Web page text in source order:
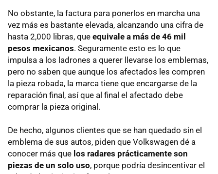
No obstante, la factura para ponerlos en marcha una
vez más es bastante elevada, alcanzando una cifra de
hasta 2,000 libras, que equivale a más de 46 mil
pesos mexicanos. Seguramente esto es lo que
impulsa a los ladrones a querer llevarse los emblemas,
pero no saben que aunque los afectados les compren
la pieza robada, la marca tiene que encargarse de la
reparación final, así que al final el afectado debe
comprar la pieza original.
De hecho, algunos clientes que se han quedado sin el
emblema de sus autos, piden que Volkswagen dé a
conocer más que los radares prácticamente son
piezas de un solo uso, porque podría desincentivar el